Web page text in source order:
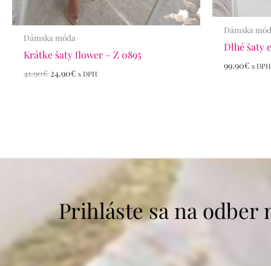
Dámska móda
Krátke šaty flower – Z 0895
41.90€ 24.90€ s DPH
Dámska
Dlhé šaty
99.90€ s DPH
Prihláste sa na odber